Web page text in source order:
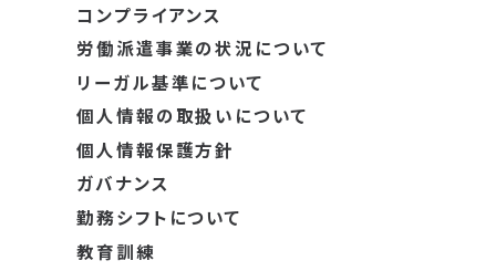
コンプライアンス
労働派遣事業の状況について
リーガル基準について
個人情報の取扱いについて
個人情報保護方針
ガバナンス
勤務シフトについて
教育訓練